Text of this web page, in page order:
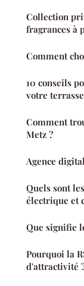
Collection
fragrances à
Comment
10 conseils
votre terrasse
Comment
Metz ?
Agence
Quels sont
électrique et
Que signifie
Pourquoi la
d'attractivité